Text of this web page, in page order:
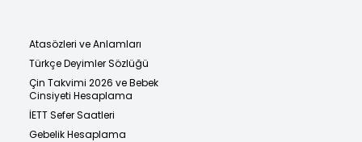
Atasözleri ve Anlamları
Türkçe Deyimler Sözlüğü
Çin Takvimi 2026 ve Bebek
Cinsiyeti Hesaplama
İETT Sefer Saatleri
Gebelik Hesaplama